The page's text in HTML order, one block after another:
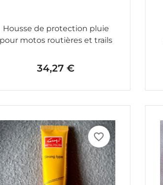
Housse de protection pluie
pour motos routières et trails
Prix
34,27 €
favorite_border